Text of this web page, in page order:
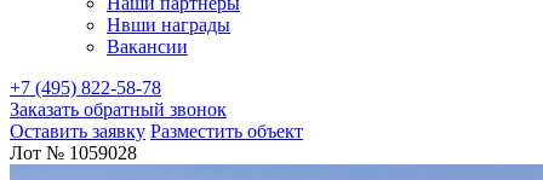
Нвши награды
Вакансии
+7 (495) 822-58-78
Заказать обратный звонок
Оставить заявку Разместить объект
Лот № 1059028